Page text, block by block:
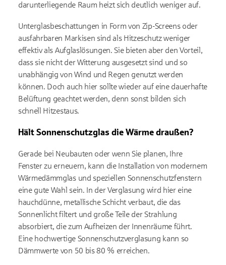
darunterliegende Raum heizt sich deutlich weniger auf.
Unterglasbeschattungen in Form von Zip-Screens oder
ausfahrbaren Markisen sind als Hitzeschutz weniger
effektiv als Aufglaslösungen. Sie bieten aber den Vorteil,
dass sie nicht der Witterung ausgesetzt sind und so
unabhängig von Wind und Regen genutzt werden
können. Doch auch hier sollte wieder auf eine dauerhafte
Belüftung geachtet werden, denn sonst bilden sich
schnell Hitzestaus.
Hält Sonnenschutzglas die Wärme draußen?
Gerade bei Neubauten oder wenn Sie planen, Ihre
Fenster zu erneuern, kann die Installation von modernem
Wärmedämmglas und speziellen Sonnenschutzfenstern
eine gute Wahl sein. In der Verglasung wird hier eine
hauchdünne, metallische Schicht verbaut, die das
Sonnenlicht filtert und große Teile der Strahlung
absorbiert, die zum Aufheizen der Innenräume führt.
Eine hochwertige Sonnenschutzverglasung kann so
Dämmwerte von 50 bis 80 % erreichen.